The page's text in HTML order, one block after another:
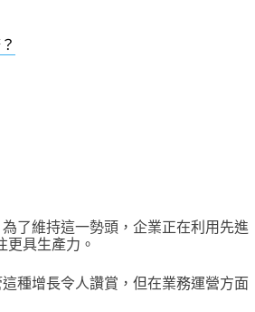
了維持這一勢頭，企業正在利用先進
更具生產力。
種增長令人讚賞，但在業務運營方面